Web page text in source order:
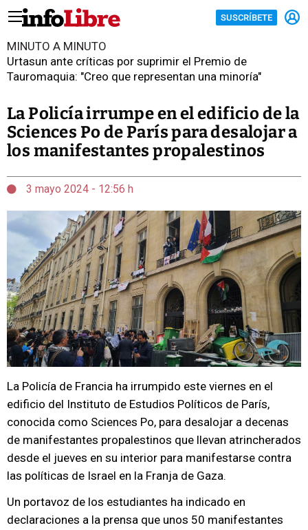
SUSCRÍBETE
MINUTO A MINUTO
Urtasun ante críticas por suprimir el Premio de
Tauromaquia: "Creo que representan una minoría"
La Policía irrumpe en el edificio de la
Sciences Po de París para desalojar a
los manifestantes propalestinos
3 mayo 2024 - 12:56 h
La Policía de Francia ha irrumpido este viernes en el
edificio del Instituto de Estudios Políticos de París,
conocida como Sciences Po, para desalojar a decenas
de manifestantes propalestinos que llevan atrincherados
desde el jueves en su interior para manifestarse contra
las políticas de Israel en la Franja de Gaza.
Un portavoz de los estudiantes ha indicado en
declaraciones a la prensa que unos 50 manifestantes